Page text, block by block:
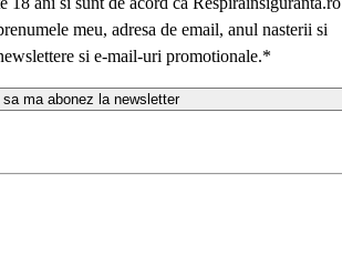
meu, adresa de email, anul nasterii si
si e-mail-uri promotionale.*